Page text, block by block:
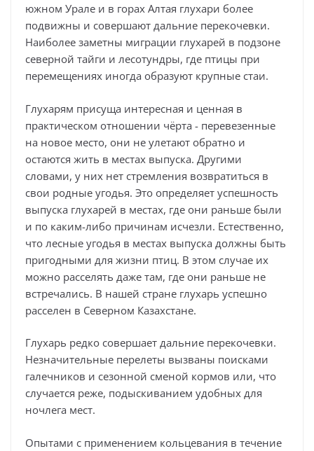
южном Урале и в горах Алтая глухари более
подвижны и совершают дальние перекочевки.
Наиболее заметны миграции глухарей в подзоне
северной тайги и лесотундры, где птицы при
перемещениях иногда образуют крупные стаи.
Глухарям присуща интересная и ценная в
практическом отношении чёрта - перевезенные
на новое место, они не улетают обратно и
остаются жить в местах выпуска. Другими
словами, у них нет стремления возвратиться в
свои родные угодья. Это определяет успешность
выпуска глухарей в местах, где они раньше были
и по каким-либо причинам исчезли. Естественно,
что лесные угодья в местах выпуска должны быть
пригодными для жизни птиц. В этом случае их
можно расселять даже там, где они раньше не
встречались. В нашей стране глухарь успешно
расселен в Северном Казахстане.
Глухарь редко совершает дальние перекочевки.
Незначительные перелеты вызваны поисками
галечников и сезонной сменой кормов или, что
случается реже, подыскиванием удобных для
ночлега мест.
Опытами с применением кольцевания в течение